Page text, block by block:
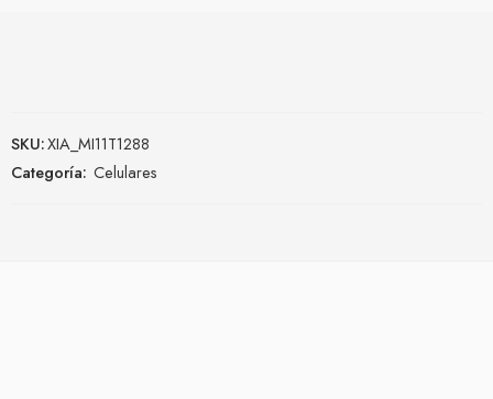
SKU:XIA_MI11T1288
Categoría: Celulares